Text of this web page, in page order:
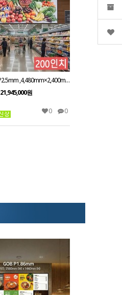
실내형 SMD P2.5mm ,4,480mm×2,400mm ,200인치 대형스크린
21,945,000원
0 0